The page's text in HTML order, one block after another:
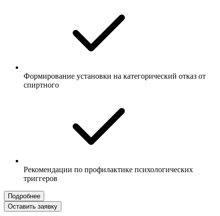
Формирование установки на категорический отказ от
спиртного
Рекомендации по профилактике психологических
триггеров
Подробнее
Оставить заявку